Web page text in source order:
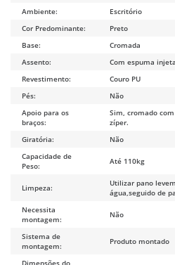
Ambiente:
Escritório
Cor Predominante:
Preto
Base:
Cromada
Assento:
Com espuma
Revestimento:
Couro PU
Pés:
Não
Apoio para os
braços:
Sim, cromado
zíper.
Giratória:
Não
Capacidade de
Peso:
Até 110kg
Limpeza:
Utilizar pano
água,seguido de
Necessita
montagem:
Não
Sistema de
montagem:
Produto montado
Dimensões do